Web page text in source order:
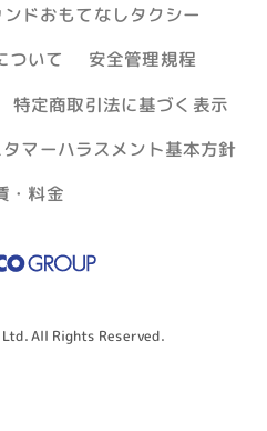
ドおもてなしタクシー
ついて 安全管理規程
特定商取引法に基づく表示
タマーハラスメント基本方針
・料金
Ltd. All Rights Reserved.